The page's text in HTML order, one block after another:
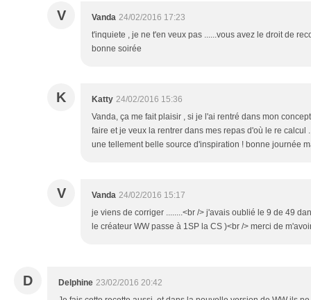
V Vanda 24/02/2016 17:23
t'inquiete , je ne t'en veux pas ......vous avez le droit de
bonne soirée
K Katty 24/02/2016 15:36
Vanda, ça me fait plaisir , si je l'ai rentré dans mon
faire et je veux la rentrer dans mes repas d'où le re calcul
une tellement belle source d'inspiration ! bonne journée
V Vanda 24/02/2016 15:17
je viens de corriger ........<br /> j'avais oublié le 9 de 49
le créateur WW passe à 1SP la CS )<br /> merci de
D Delphine 23/02/2016 20:42